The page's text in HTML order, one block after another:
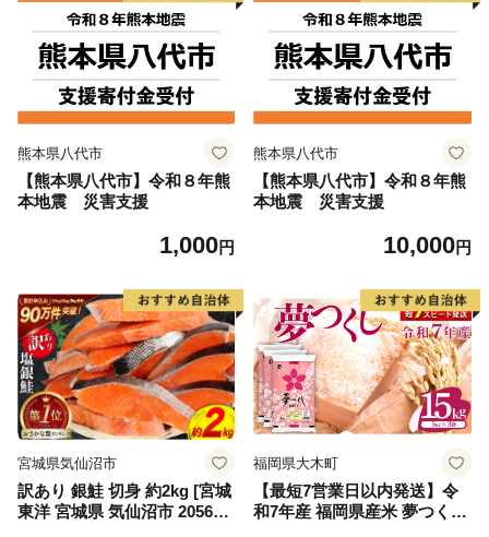
熊本県八代市
【熊本県八代市】令和８年熊
本地震 災害支援
1,000円
熊本県八代市
【熊本県八代市】令和８年熊
本地震 災害支援
10,000円
宮城県気仙沼市
訳あり 銀鮭 切身 約2kg [宮城
東洋 宮城県 気仙沼市 205649
福岡県大木町
【最短7営業日以内発送】令
和7年産 福岡県産米 夢つくし